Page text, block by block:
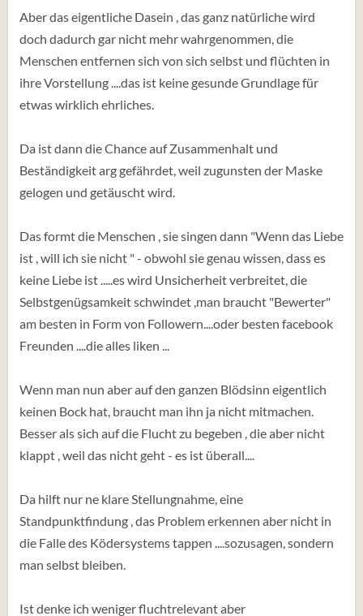
Aber das eigentliche Dasein , das ganz natürliche wird
doch dadurch gar nicht mehr wahrgenommen, die
Menschen entfernen sich von sich selbst und flüchten in
ihre Vorstellung ....das ist keine gesunde Grundlage für
etwas wirklich ehrliches.
Da ist dann die Chance auf Zusammenhalt und
Beständigkeit arg gefährdet, weil zugunsten der Maske
gelogen und getäuscht wird.
Das formt die Menschen , sie singen dann "Wenn das Liebe
ist , will ich sie nicht " - obwohl sie genau wissen, dass es
keine Liebe ist .....es wird Unsicherheit verbreitet, die
Selbstgenügsamkeit schwindet ,man braucht "Bewerter"
am besten in Form von Followern....oder besten facebook
Freunden ....die alles liken ...
Wenn man nun aber auf den ganzen Blödsinn eigentlich
keinen Bock hat, braucht man ihn ja nicht mitmachen.
Besser als sich auf die Flucht zu begeben , die aber nicht
klappt , weil das nicht geht - es ist überall....
Da hilft nur ne klare Stellungnahme, eine
Standpunktfindung , das Problem erkennen aber nicht in
die Falle des Ködersystems tappen ....sozusagen, sondern
man selbst bleiben.
Ist denke ich weniger fluchtrelevant aber